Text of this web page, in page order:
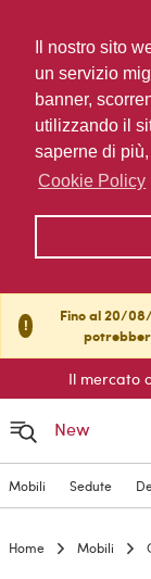
Il nostro sito
un servizio
banner,
utilizzando il
saperne di
Cookie Policy
!
Fino al 20/
Il mercato
New
Mobili Sedute
Home Mobili